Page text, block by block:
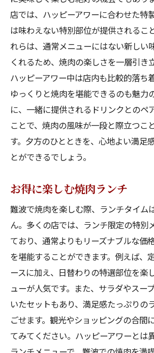
店では、ハッピーアワーに合わせた特
は味わえない特別部位が提供されるこ
れらは、通常メニューにはない新しい
くれるため、焼肉の楽しさを一層引き
ハッピーアワー中は店内も比較的落ち
ゆっくりと焼肉を堪能できるのも魅力
に、一緒に提供されるドリンクとのペ
ことで、焼肉の風味が一段と際立つこ
す。夕方のひとときを、心地よい満足
とができるでしょう。
お得に楽しむ焼肉ランチ
難波で焼肉を楽しむ際、ランチタイム
ん。多くの店では、ランチ限定の特別
ており、通常よりもリーズナブルな価
を堪能することができます。例えば、
ースに加え、日替わりの特選部位を楽
ューが人気です。また、サラダやスー
いたセットもあり、満足感たっぷりの
ごせます。観光やショッピングの合間
てみてください。ハッピーアワーとは